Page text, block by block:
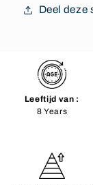
Deel deze
Leeftijd van :
8 Years